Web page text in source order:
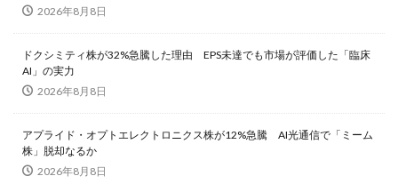
2026年8月8日
ドクシミティ株が32%急騰した理由 EPS未達でも市場が評価した「臨床
AI」の実力
2026年8月8日
アプライド・オプトエレクトロニクス株が12%急騰 AI光通信で「ミーム
株」脱却なるか
2026年8月8日